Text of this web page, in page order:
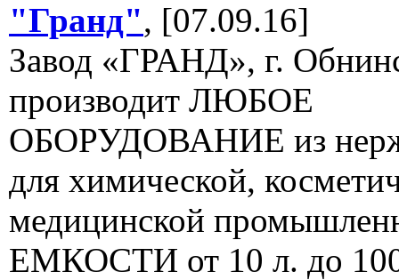
"Гранд", [07.09.16]
Завод «ГРАНД», г.
производит ЛЮБОЕ
ОБОРУДОВАНИЕ из
для химической,
медицинской
ЕМКОСТИ от 10 л. до